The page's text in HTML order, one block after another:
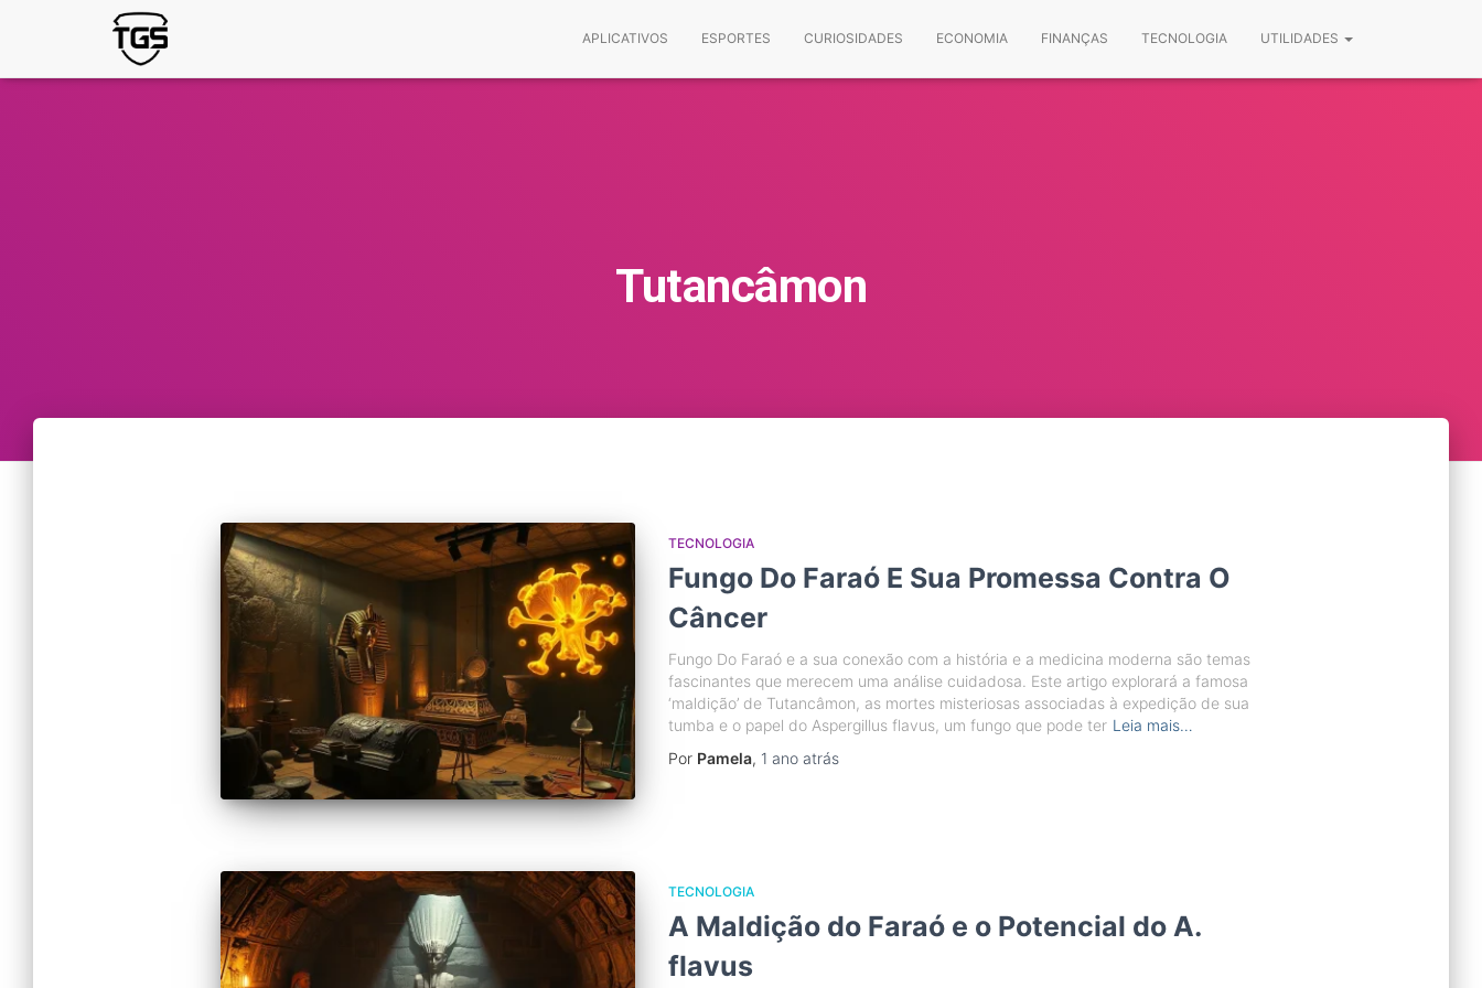
APLICATIVOS ESPORTES CURIOSIDADES ECONOMIA FINANÇAS TECNOLOGIA UTILIDADES
Tutancâmon
TECNOLOGIA
Fungo Do Faraó E Sua Promessa Contra O
Câncer
Fungo Do Faraó e a sua conexão com a história e a medicina moderna são temas
fascinantes que merecem uma análise cuidadosa. Este artigo explorará a famosa
‘maldição’ de Tutancâmon, as mortes misteriosas associadas à expedição de sua
tumba e o papel do Aspergillus flavus, um fungo que pode ter Leia mais…
Por Pamela, 1 anoatrás
TECNOLOGIA
A Maldição do Faraó e o Potencial do A.
flavus